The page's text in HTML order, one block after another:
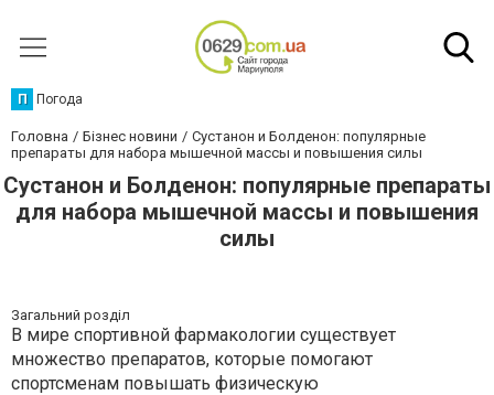
П Погода
Головна Бізнес новини
Сустанон и Болденон: популярные
препараты для набора мышечной массы и повышения силы
Сустанон и Болденон: популярные препараты
для набора мышечной массы и повышения
силы
Загальний розділ
В мире спортивной фармакологии существует
множество препаратов, которые помогают
спортсменам повышать физическую